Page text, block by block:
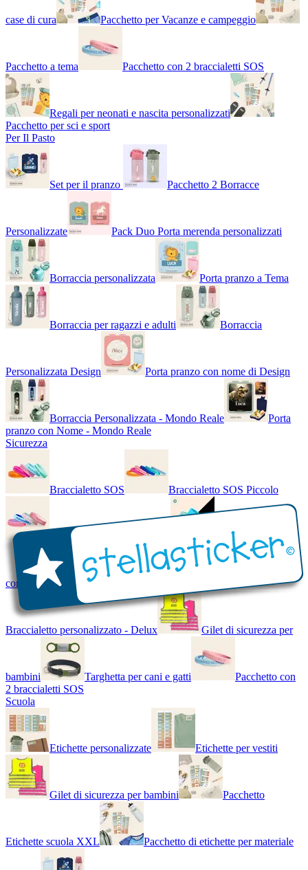
case di cura Pacchetto per Vacanze e campeggio
Pacchetto a tema Pacchetto con 2 braccialetti SOS
Regali per neonati e nascita personalizzati
Pacchetto per sci e sport
Per Il Pasto
Set per il pranzo Pacchetto 2 Borracce
Personalizzate Pack Duo Porta merenda personalizzati
Borraccia personalizzata Porta pranzo a Tema
Borraccia per ragazzi e adulti Borraccia
Personalizzata Design Porta pranzo con nome di Design
Borraccia Personalizzata - Mondo Reale
Porta
pranzo con Nome - Mondo Reale
Sicurezza
Braccialetto SOS Braccialetto SOS Piccolo
Braccialetto SOS - Bicolore Braccialetto SOS
con Nome - Luminoso
Braccialetto personalizzato - Delux Gilet di sicurezza per
bambini Targhetta per cani e gatti
Pacchetto con
2 braccialetti SOS
Scuola
Etichette personalizzate Etichette per vestiti
Gilet di sicurezza per bambini Pacchetto
Etichette scuola XXL Pacchetto di etichette per materiale